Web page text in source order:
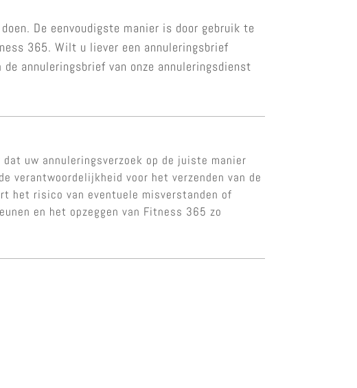
De eenvoudigste manier is door gebruik te
365. Wilt u liever een annuleringsbrief
annuleringsbrief van onze annuleringsdienst
uw annuleringsverzoek op de juiste manier
verantwoordelijkheid voor het verzenden van de
het risico van eventuele misverstanden of
en het opzeggen van Fitness 365 zo